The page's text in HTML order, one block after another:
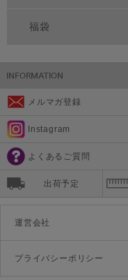
福袋
メルマガ登録
Instagram
よくあるご質問
出荷予定
運営会社
プライバシーポリシー